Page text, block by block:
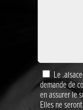
Le
demande de
en assurer le
Elles ne